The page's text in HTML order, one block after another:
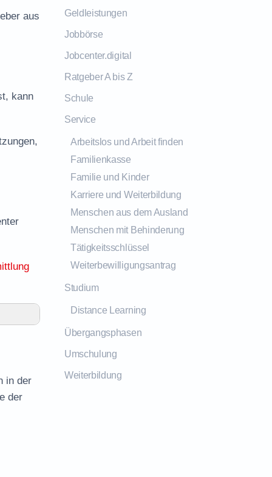
aus
kann
in der
der
Geldleistungen
Jobbörse
Jobcenter.digital
Ratgeber A bis Z
Schule
Service
Arbeitslos und Arbeit finden
Familienkasse
Familie und Kinder
Karriere und Weiterbildung
Menschen aus dem Ausland
Menschen mit Behinderung
Tätigkeitsschlüssel
Weiterbewilligungsantrag
Studium
Distance Learning
Übergangsphasen
Umschulung
Weiterbildung